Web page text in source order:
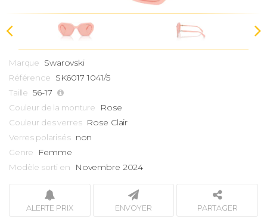
Marque Swarovski
Référence SK6017 1041/5
Taille 56-17
Couleur de la monture Rose
Couleur des verres Rose Clair
Verres polarisés non
Genre Femme
Modèle sorti en Novembre 2024
ALERTE PRIX ENVOYER PARTAGER